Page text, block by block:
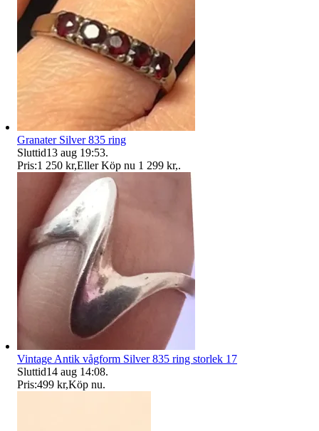
Granater Silver 835 ring
Sluttid13 aug 19:53.
Pris:1 250 kr,Eller Köp nu 1 299 kr,.
Vintage Antik vågform Silver 835 ring storlek 17
Sluttid14 aug 14:08.
Pris:499 kr,Köp nu.